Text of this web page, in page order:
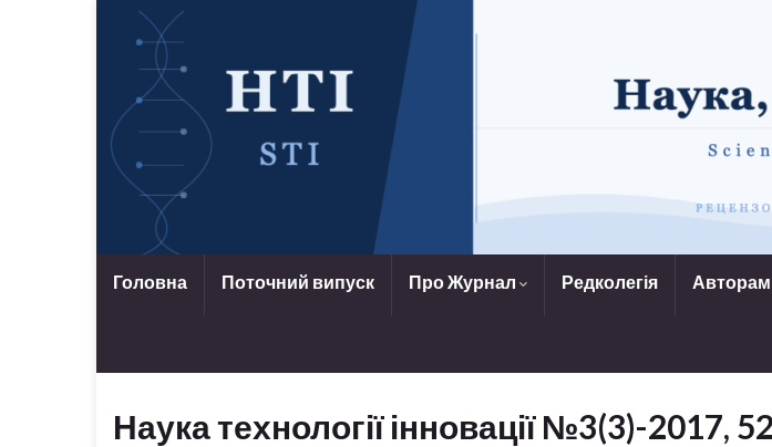
Головна Поточний випуск Про Журнал Редколегія Авторам
Наука технології інновації №3(3)-2017,